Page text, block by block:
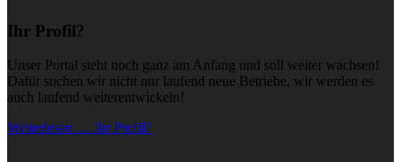
Ihr Profil?
Unser Portal steht noch ganz am Anfang und soll weiter wachsen!
Dafür suchen wir nicht nur laufend neue Betriebe, wir werden es
auch laufend weiterentwickeln!
Weiterlesen … Ihr Profil?